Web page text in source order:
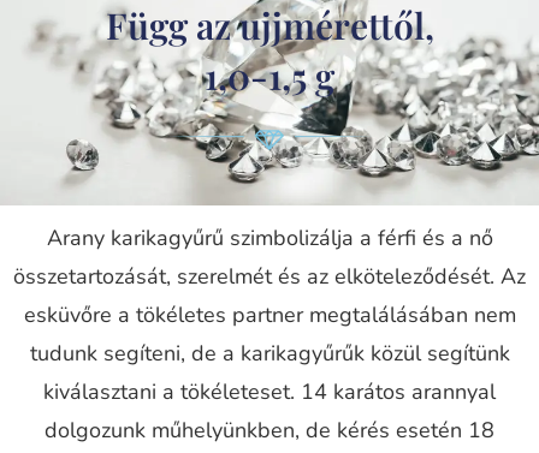
Függ az ujjmérettől,
1,0-1,5 g
Arany karikagyűrű szimbolizálja a férfi és a nő
összetartozását, szerelmét és az elköteleződését. Az
esküvőre a tökéletes partner megtalálásában nem
tudunk segíteni, de a karikagyűrűk közül segítünk
kiválasztani a tökéleteset. 14 karátos arannyal
dolgozunk műhelyünkben, de kérés esetén 18